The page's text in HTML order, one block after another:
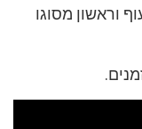
וראשון מסוגו